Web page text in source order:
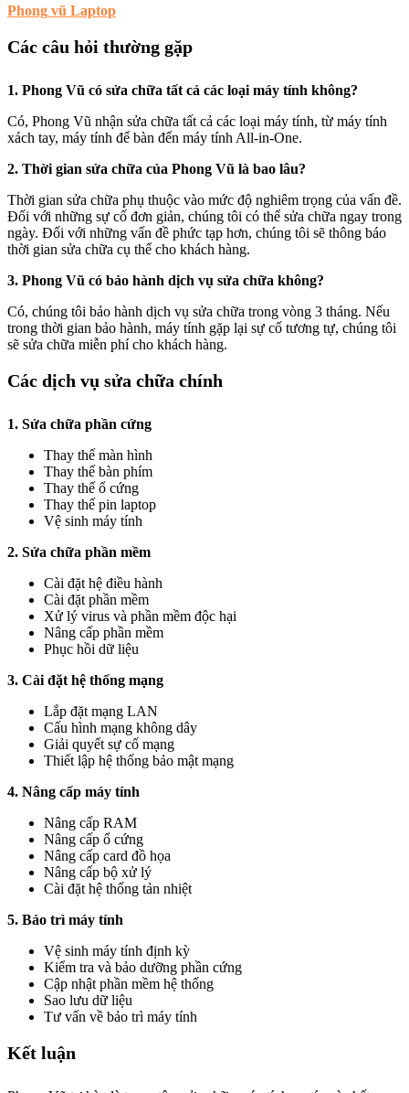
Phong vũ Laptop
Các câu hỏi thường gặp
1. Phong Vũ có sửa chữa tất cả các loại máy tính không?
Có, Phong Vũ nhận sửa chữa tất cả các loại máy tính, từ máy tính
xách tay, máy tính để bàn đến máy tính All-in-One.
2. Thời gian sửa chữa của Phong Vũ là bao lâu?
Thời gian sửa chữa phụ thuộc vào mức độ nghiêm trọng của vấn đề.
Đối với những sự cố đơn giản, chúng tôi có thể sửa chữa ngay trong
ngày. Đối với những vấn đề phức tạp hơn, chúng tôi sẽ thông báo
thời gian sửa chữa cụ thể cho khách hàng.
3. Phong Vũ có bảo hành dịch vụ sửa chữa không?
Có, chúng tôi bảo hành dịch vụ sửa chữa trong vòng 3 tháng. Nếu
trong thời gian bảo hành, máy tính gặp lại sự cố tương tự, chúng tôi
sẽ sửa chữa miễn phí cho khách hàng.
Các dịch vụ sửa chữa chính
1. Sửa chữa phần cứng
Thay thế màn hình
Thay thế bàn phím
Thay thế ổ cứng
Thay thế pin laptop
Vệ sinh máy tính
2. Sửa chữa phần mềm
Cài đặt hệ điều hành
Cài đặt phần mềm
Xử lý virus và phần mềm độc hại
Nâng cấp phần mềm
Phục hồi dữ liệu
3. Cài đặt hệ thống mạng
Lắp đặt mạng LAN
Cấu hình mạng không dây
Giải quyết sự cố mạng
Thiết lập hệ thống bảo mật mạng
4. Nâng cấp máy tính
Nâng cấp RAM
Nâng cấp ổ cứng
Nâng cấp card đồ họa
Nâng cấp bộ xử lý
Cài đặt hệ thống tản nhiệt
5. Bảo trì máy tính
Vệ sinh máy tính định kỳ
Kiểm tra và bảo dưỡng phần cứng
Cập nhật phần mềm hệ thống
Sao lưu dữ liệu
Tư vấn về bảo trì máy tính
Kết luận